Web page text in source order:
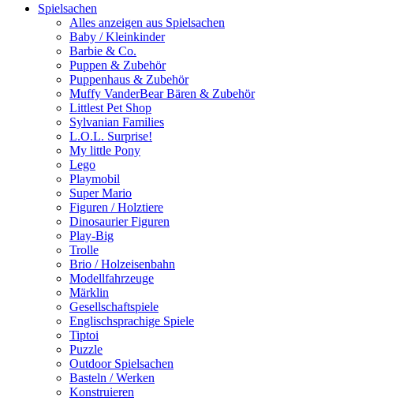
Spielsachen
Alles anzeigen aus Spielsachen
Baby / Kleinkinder
Barbie & Co.
Puppen & Zubehör
Puppenhaus & Zubehör
Muffy VanderBear Bären & Zubehör
Littlest Pet Shop
Sylvanian Families
L.O.L. Surprise!
My little Pony
Lego
Playmobil
Super Mario
Figuren / Holztiere
Dinosaurier Figuren
Play-Big
Trolle
Brio / Holzeisenbahn
Modellfahrzeuge
Märklin
Gesellschaftspiele
Englischsprachige Spiele
Tiptoi
Puzzle
Outdoor Spielsachen
Basteln / Werken
Konstruieren